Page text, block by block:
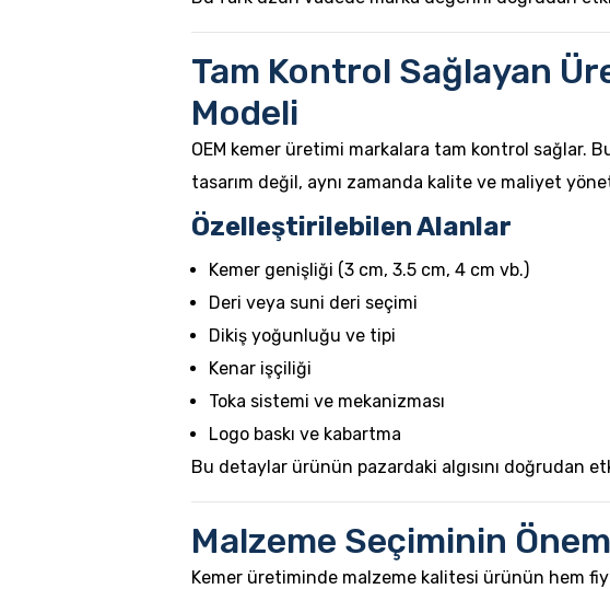
Tam Kontrol Sağlayan
Modeli
OEM kemer üretimi markalara tam kontrol sağlar.
tasarım değil, aynı zamanda kalite ve maliyet
Özelleştirilebilen Alanlar
Kemer genişliği (3 cm, 3.5 cm, 4 cm vb.)
Deri veya suni deri seçimi
Dikiş yoğunluğu ve tipi
Kenar işçiliği
Toka sistemi ve mekanizması
Logo baskı ve kabartma
Bu detaylar ürünün pazardaki algısını doğrudan
Malzeme Seçiminin
Kemer üretiminde malzeme kalitesi ürünün hem